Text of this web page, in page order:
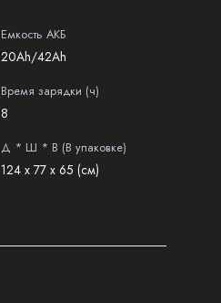
Емкость АКБ
20Ah/42Ah
Время зарядки (ч)
8
Д * Ш * В (В упаковке)
124 х 77 х 65 (см)